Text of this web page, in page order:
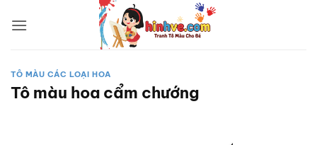
qua
TÔ MÀU CÁC LOẠI HOA
Tô màu hoa cẩm chướng